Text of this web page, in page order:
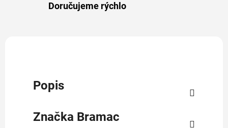
Doručujeme rýchlo
Popis
Značka Bramac